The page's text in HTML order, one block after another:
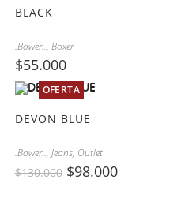
BLACK
.Bowen., Boxer
$55.000
OFERTA
DEVON BLUE
.Bowen., Jeans, Outlet
$130.000 $98.000